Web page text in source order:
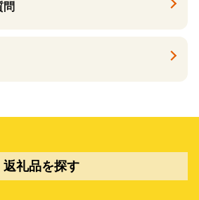
問
返礼品を探す